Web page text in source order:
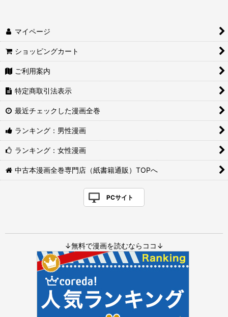
マイページ
ショッピングカート
ご利用案内
特定商取引法表示
最近チェックした漫画全巻
ランキング：男性漫画
ランキング：女性漫画
中古本漫画全巻専門店（紙書籍通販）TOPへ
PCサイト
↓無料で漫画を読むならココ↓